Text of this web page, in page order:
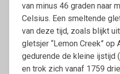
van minus 46 graden naar
Celsius. Een smeltende
van deze tijd, zoals blijkt
gletsjer “Lemon Creek” op
gedurende de kleine ijstijd
en trok zich vanaf 1759